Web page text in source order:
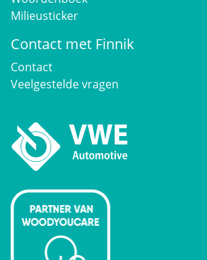
Milieusticker
Contact met Finnik
Contact
Veelgestelde vragen